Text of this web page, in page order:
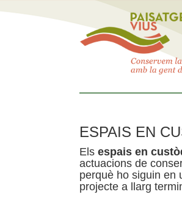
ESPAIS EN
Els espais en
actuacions de
perquè ho siguin en
projecte a llarg